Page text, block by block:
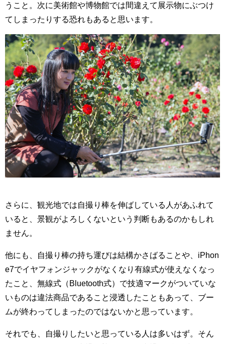
うこと。次に美術館や博物館では間違えて展示物にぶつけ
てしまったりする恐れもあると思います。
さらに、観光地では自撮り棒を伸ばしている人があふれて
いると、景観がよろしくないという判断もあるのかもしれ
ません。
他にも、自撮り棒の持ち運びは結構かさばることや、iPhon
e7でイヤフォンジャックがなくなり有線式が使えなくなっ
たこと、無線式（Bluetooth式）で技適マークがついていな
いものは違法商品であること浸透したこともあって、ブー
ムが終わってしまったのではないかと思っています。
それでも、自撮りしたいと思っている人は多いはず。そん